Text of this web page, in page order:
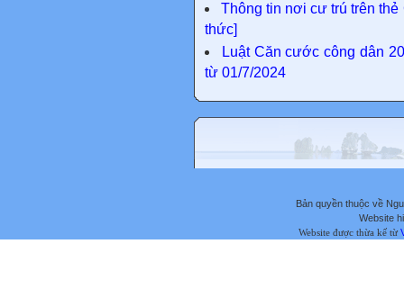
Thông tin nơi cư trú trên
thức]
Luật Căn cước công dân
từ 01/7/2024
Bản quyền thuộc về
Website
Website được thừa kế từ